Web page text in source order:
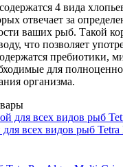
4 вида
отвечает за
ваших рыб. Такой
что позволяет
пребиотики,
для
организма.
всех видов рыб